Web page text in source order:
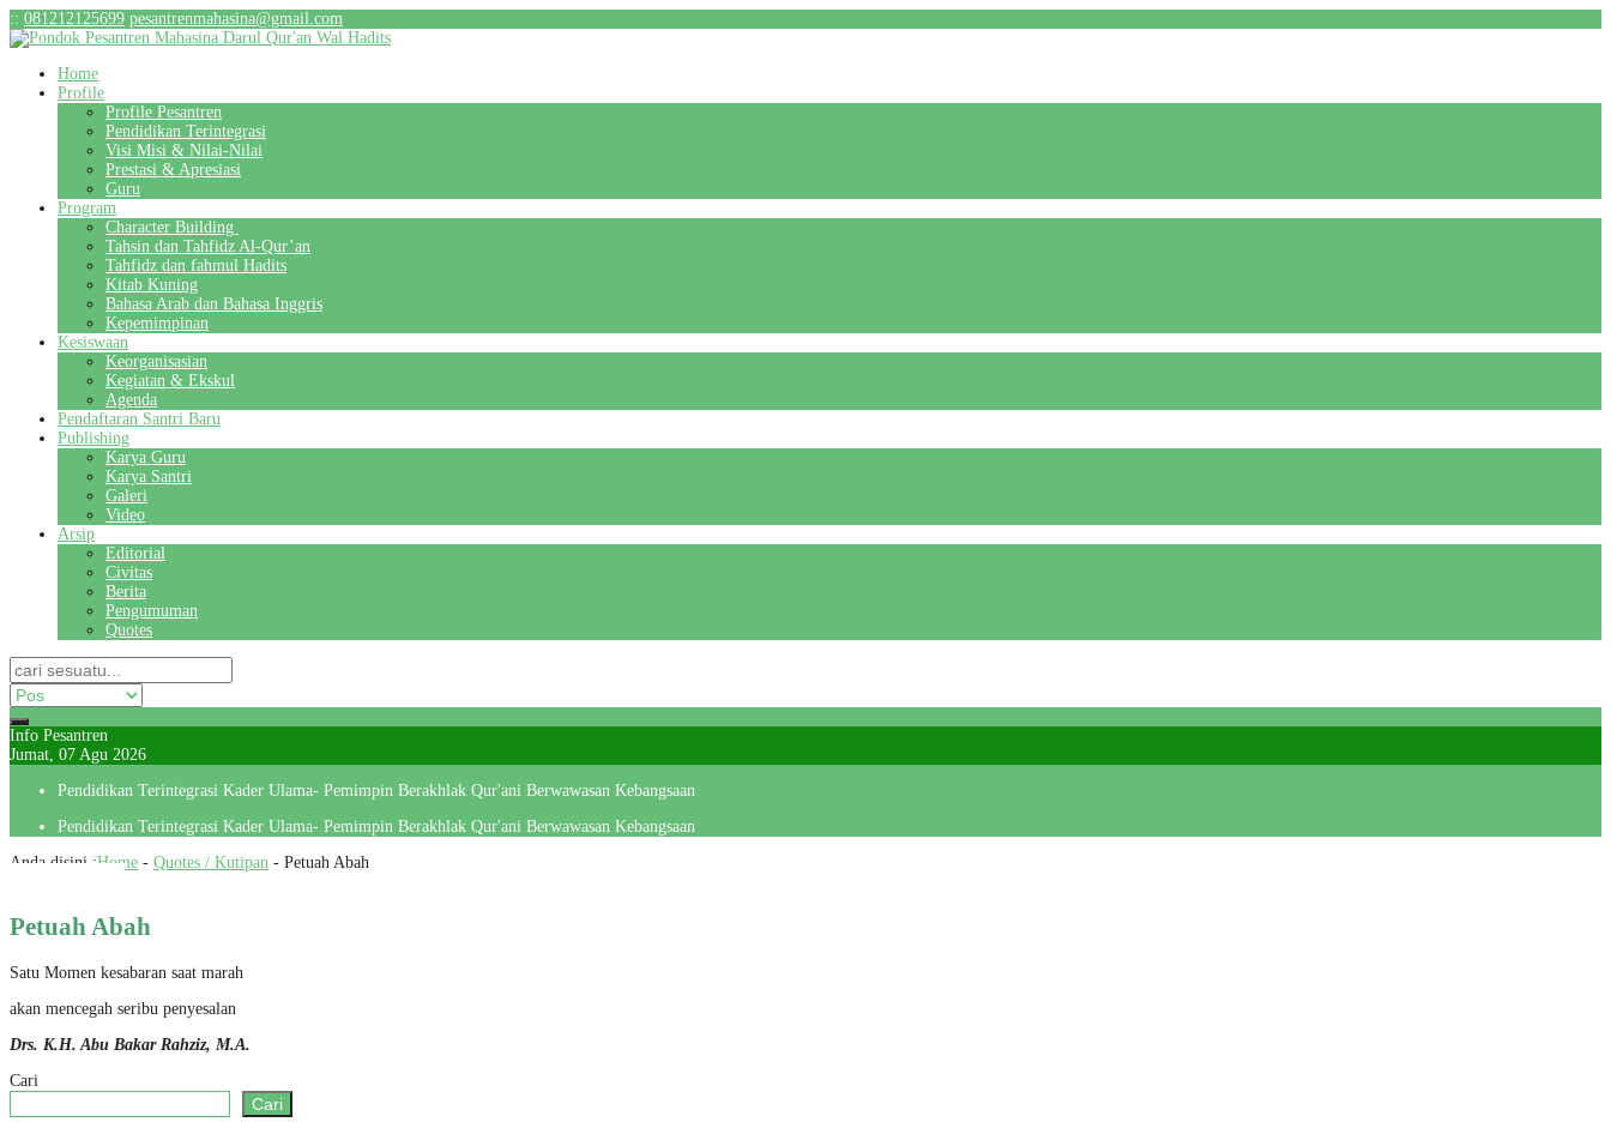
:: 081212125699 pesantrenmahasina@gmail.com
Home
Profile
Profile Pesantren
Pendidikan Terintegrasi
Visi Misi & Nilai-Nilai
Prestasi & Apresiasi
Guru
Program
Character Building
Tahsin dan Tahfidz Al-Qur’an
Tahfidz dan fahmul Hadits
Kitab Kuning
Bahasa Arab dan Bahasa Inggris
Kepemimpinan
Kesiswaan
Keorganisasian
Kegiatan & Ekskul
Agenda
Pendaftaran Santri Baru
Publishing
Karya Guru
Karya Santri
Galeri
Video
Arsip
Editorial
Civitas
Berita
Pengumuman
Quotes
Info Pesantren
Jumat, 07 Agu 2026
Pendidikan Terintegrasi Kader Ulama- Pemimpin Berakhlak Qur'ani Berwawasan Kebangsaan
Pendidikan Terintegrasi Kader Ulama- Pemimpin Berakhlak Qur'ani Berwawasan Kebangsaan
Anda disini :Home - Quotes / Kutipan - Petuah Abah
Petuah Abah
Satu Momen kesabaran saat marah
akan mencegah seribu penyesalan
Drs. K.H. Abu Bakar Rahziz, M.A.
Cari
Cari